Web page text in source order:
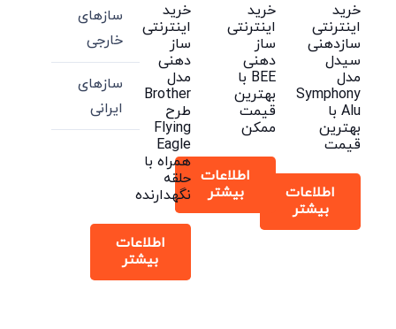
خرید
اینترنتی
سازدهنی
سیدل
مدل
Symphony
Alu با
بهترین
قیمت
اطلاعات
بیشتر
خرید
اینترنتی
ساز
دهنی
BEE با
بهترین
قیمت
ممکن
اطلاعات
بیشتر
خرید
اینترنتی
ساز
دهنی
مدل
Brother
طرح
Flying
Eagle
همراه با
حلقه
نگهدارنده
اطلاعات
بیشتر
سازهای
خارجی
سازهای
ایرانی